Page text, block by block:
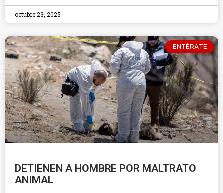
octubre 23, 2025
ENTÉRATE
DETIENEN A HOMBRE POR MALTRATO
ANIMAL